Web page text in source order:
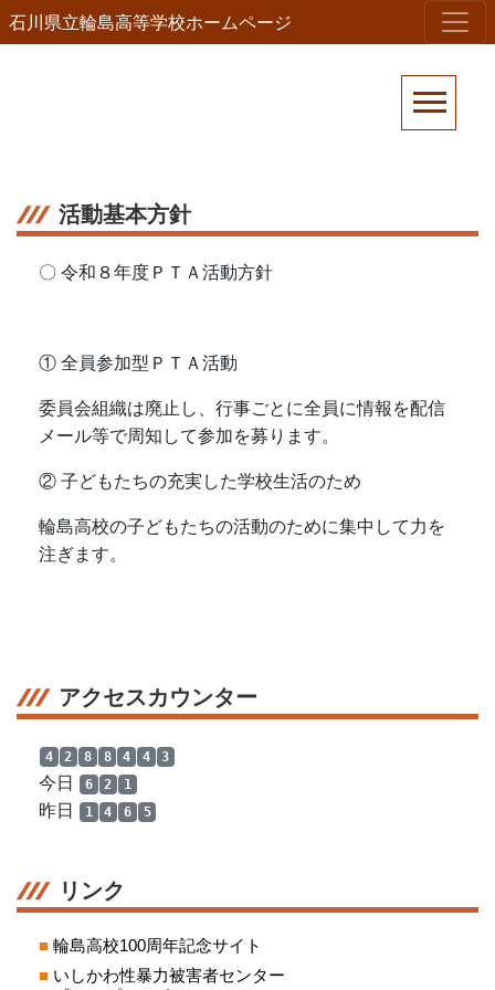
石川県立輪島高等学校ホームページ
アクセスカウンター
4 2 8 8 4 4 3
今日 6 2 1
昨日 1 4 6 5
リンク
■ 輪島高校100周年記念サイト
■ いしかわ性暴力被害者センター
活動基本方針
〇 令和８年度ＰＴＡ活動方針
① 全員参加型ＰＴＡ活動
委員会組織は廃止し、行事ごとに全員に情報を配信
メール等で周知して参加を募ります。
② 子どもたちの充実した学校生活のため
輪島高校の子どもたちの活動のために集中して力を
注ぎます。